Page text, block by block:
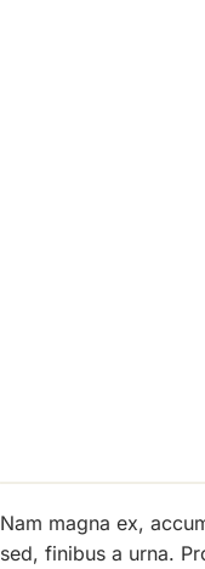
Nam magna ex,
sed, finibus a urna.